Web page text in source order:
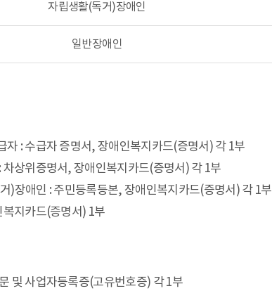
자립생활(독거)장애인
일반장애인
자 : 수급자 증명서, 장애인복지카드(증명서) 각 1부
차상위증명서, 장애인복지카드(증명서) 각 1부
)장애인 : 주민등록등본, 장애인복지카드(증명서) 각 1부
복지카드(증명서) 1부
및 사업자등록증(고유번호증) 각 1부